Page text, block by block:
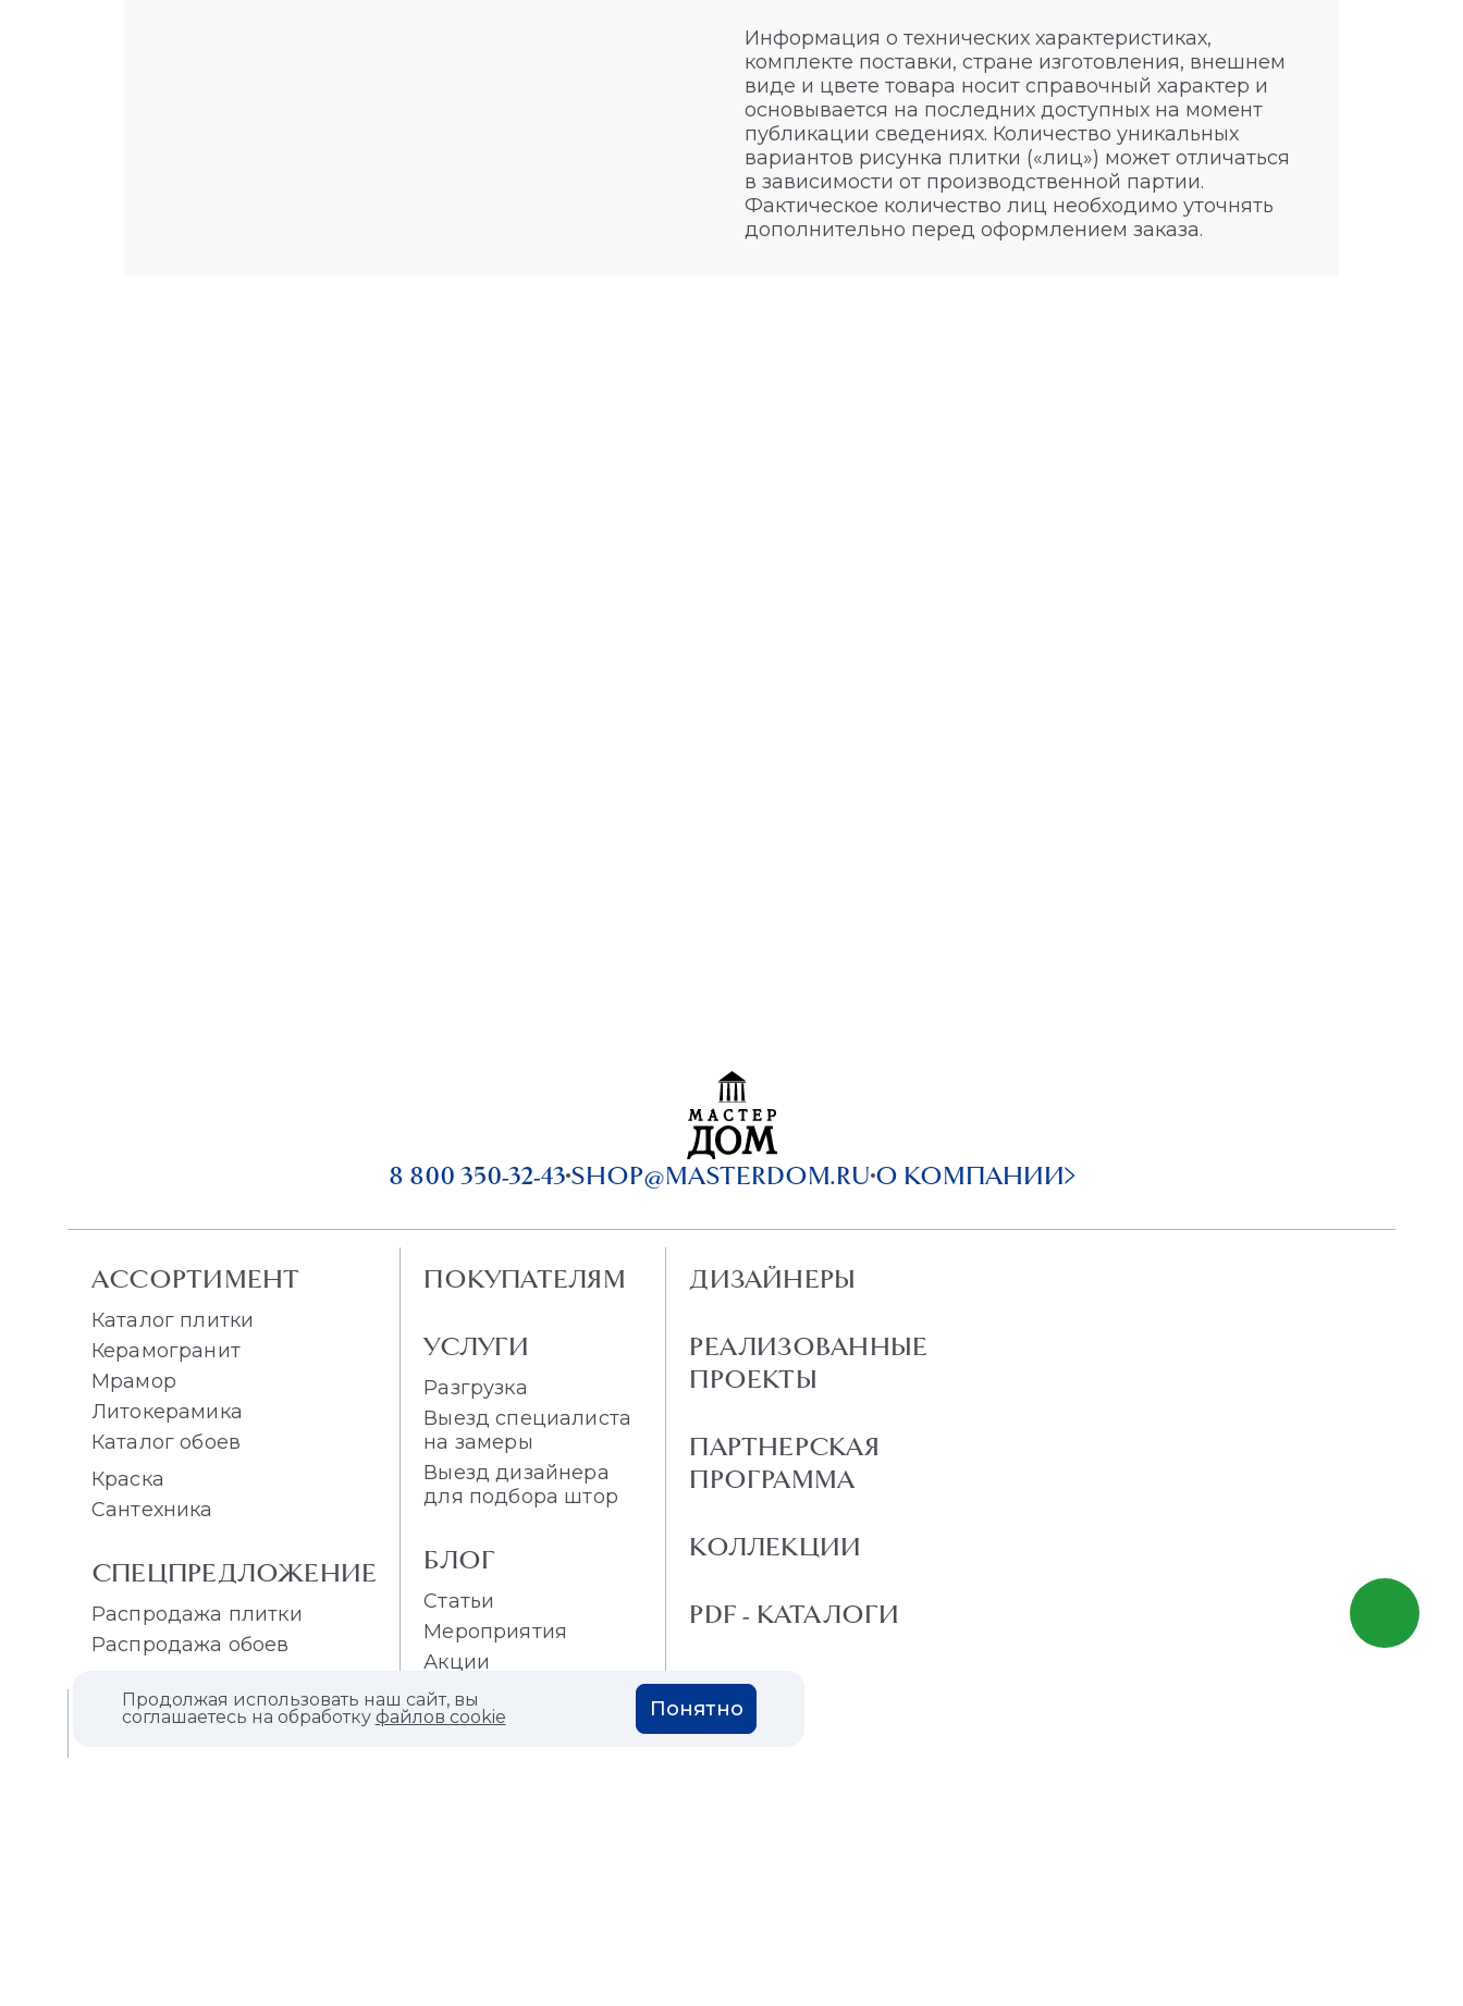
Информация о технических характеристиках,
комплекте поставки, стране изготовления, внешнем
виде и цвете товара носит справочный характер и
основывается на последних доступных на момент
публикации сведениях. Количество уникальных
вариантов рисунка плитки («лиц») может отличаться
в зависимости от производственной партии.
Фактическое количество лиц необходимо уточнять
дополнительно перед оформлением заказа.
8 800 350-32-43SHOP@MASTERDOM.RUО КОМПАНИИ
АССОРТИМЕНТ
Каталог плитки
Керамогранит
Мрамор
Литокерамика
Каталог обоев
Краска
Сантехника
СПЕЦПРЕДЛОЖЕНИЕ
Распродажа плитки
Распродажа обоев
ПОКУПАТЕЛЯМ
УСЛУГИ
Разгрузка
Выезд специалиста
на замеры
Выезд дизайнера
для подбора штор
БЛОГ
Статьи
Мероприятия
Акции
ДИЗАЙНЕРЫ
РЕАЛИЗОВАННЫЕ
ПРОЕКТЫ
ПАРТНЕРСКАЯ
ПРОГРАММА
КОЛЛЕКЦИИ
PDF - КАТАЛОГИ
О КОМПАНИИ
Продолжая использовать наш сайт, вы
соглашаетесь на обработку файлов cookie Понятно